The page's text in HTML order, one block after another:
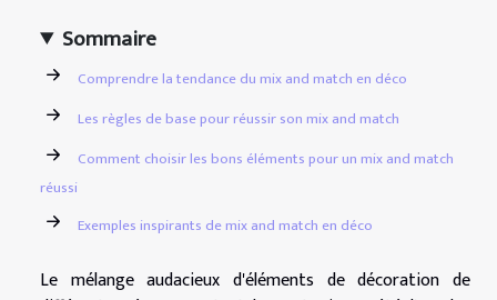
Sommaire
Comprendre la tendance du mix and match en déco
Les règles de base pour réussir son mix and match
Comment choisir les bons éléments pour un mix and match
réussi
Exemples inspirants de mix and match en déco
Le mélange audacieux d'éléments de décoration de